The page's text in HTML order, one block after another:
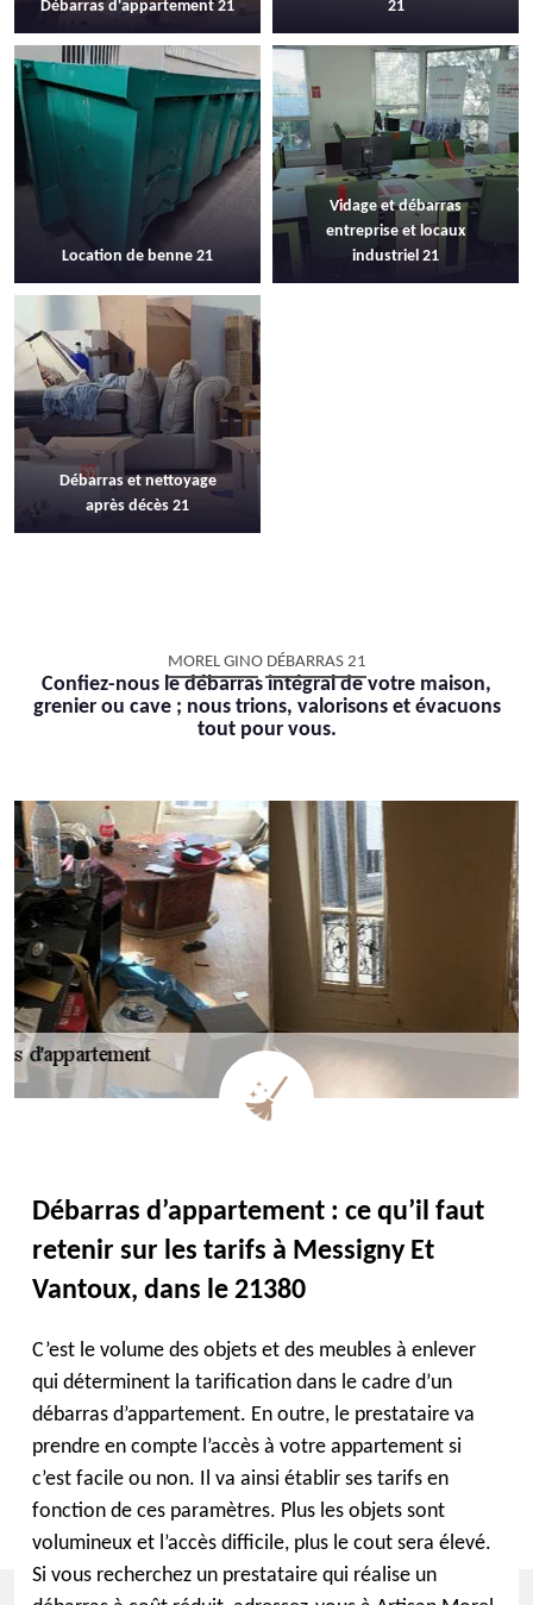
Débarras d'appartement 21 21
Location de benne 21
Vidage et débarras
entreprise et locaux
industriel 21
Débarras et nettoyage
après décès 21
MOREL GINO DÉBARRAS 21
Confiez-nous le débarras intégral de votre maison,
grenier ou cave ; nous trions, valorisons et évacuons
tout pour vous.
Débarras d’appartement : ce qu’il faut
retenir sur les tarifs à Messigny Et
Vantoux, dans le 21380
C’est le volume des objets et des meubles à enlever
qui déterminent la tarification dans le cadre d’un
débarras d’appartement. En outre, le prestataire va
prendre en compte l’accès à votre appartement si
c’est facile ou non. Il va ainsi établir ses tarifs en
fonction de ces paramètres. Plus les objets sont
volumineux et l’accès difficile, plus le cout sera élevé.
Si vous recherchez un prestataire qui réalise un